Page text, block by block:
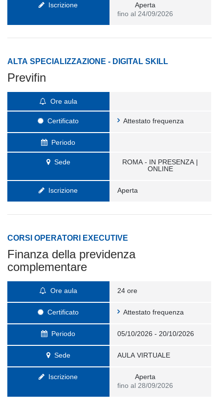
Iscrizione
Aperta
fino al 24/09/2026
ALTA SPECIALIZZAZIONE - DIGITAL SKILL
Previfin
Ore aula
Certificato Attestato frequenza
Periodo
Sede
ROMA - IN PRESENZA |
ONLINE
Iscrizione Aperta
CORSI OPERATORI EXECUTIVE
Finanza della previdenza
complementare
Ore aula 24 ore
Certificato Attestato frequenza
Periodo 05/10/2026 - 20/10/2026
Sede AULA VIRTUALE
Iscrizione
Aperta
fino al 28/09/2026